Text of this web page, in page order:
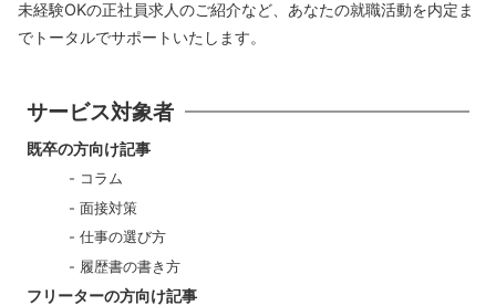
未経験OKの正社員求人のご紹介など、あなたの就職活動を内定ま
でトータルでサポートいたします。
サービス対象者
既卒の方向け記事
コラム
面接対策
仕事の選び方
履歴書の書き方
フリーターの方向け記事